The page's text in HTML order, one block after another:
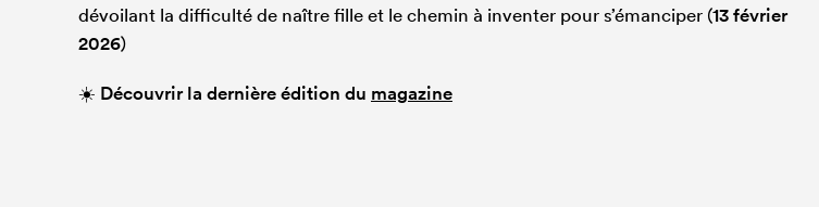
dévoilant la difficulté de naître fille et le chemin à inventer pour s’émanciper (13 février
2026)
☀️ Découvrir la dernière édition du magazine